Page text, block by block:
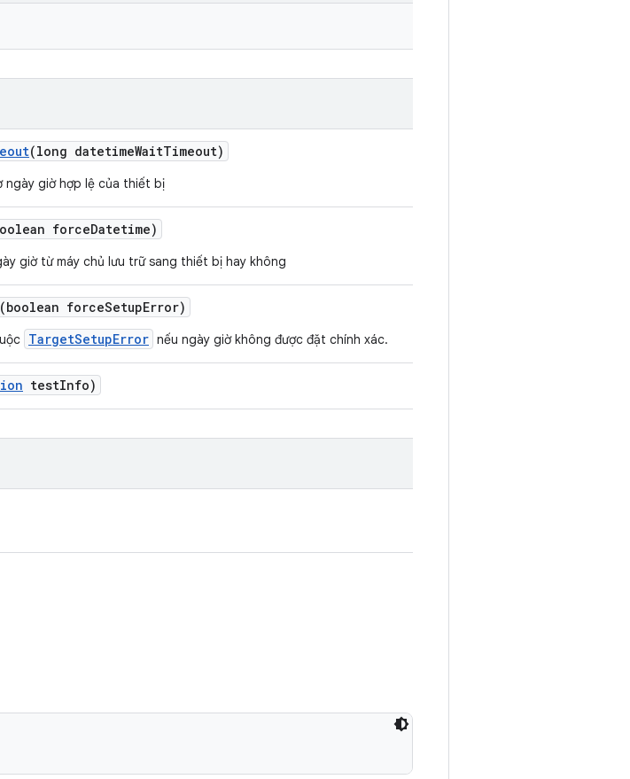
(long datetimeWaitTimeout)
giờ hợp lệ của thiết bị
forceDatetime)
giờ từ máy chủ lưu trữ sang thiết bị hay không
(boolean forceSetupError)
TargetSetupError nếu ngày giờ không được đặt chính xác.
testInfo)